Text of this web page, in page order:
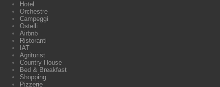
Hotel
Orchestre
Campeggi
Ostelli
Airbnb
Ristoranti
IAT
Agriturist
Country House
Bed & Breakfast
Shopping
Pizzerie